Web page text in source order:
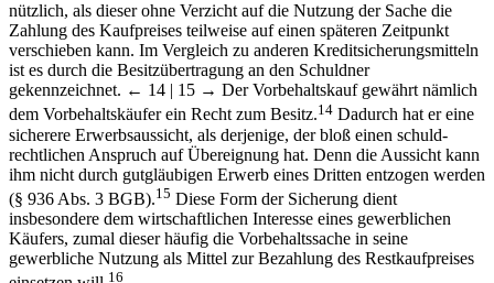
Dieses Rechtsinstitut ist auch dem Vorbehaltskäufer insofern
nützlich, als dieser ohne Verzicht auf die Nutzung der Sache die
Zahlung des Kaufpreises teilweise auf einen späteren Zeitpunkt
verschieben kann. Im Vergleich zu anderen Kreditsicherungsmitteln
ist es durch die Besitzübertragung an den Schuldner
gekennzeichnet.← 14 | 15 →Der Vorbehaltskauf gewährt nämlich
dem Vorbehaltskäufer ein Recht zum Besitz. 14Dadurch hat er eine
sicherere Erwerbsaussicht, als derjenige, der bloß einen schuld-
rechtlichen Anspruch auf Übereignung hat. Denn die Aussicht kann
ihm nicht durch gutgläubigen Erwerb eines Dritten entzogen werden
(§ 936 Abs. 3 BGB).15Diese Form der Sicherung dient
insbesondere dem wirtschaftlichen Interesse eines gewerblichen
Käufers, zumal dieser häufig die Vorbehaltssache in seine
gewerbliche Nutzung als Mittel zur Bezahlung des Restkaufpreises